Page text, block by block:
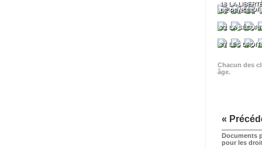
5 PAS DE
18 LA
DE PENSÉE
22 LA
27 LES
Chacun des
âge.
«
Documents
pour les